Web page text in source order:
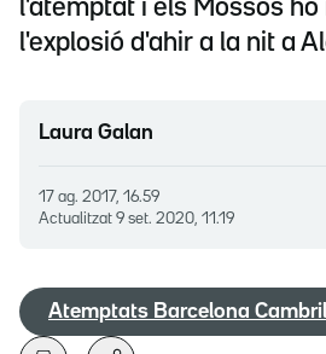
l'atemptat i els Mossos
l'explosió d'ahir a la nit a
Laura Galan
17 ag. 2017, 16.59
Actualitzat 9 set. 2020, 11.19
Atemptats Barcelona